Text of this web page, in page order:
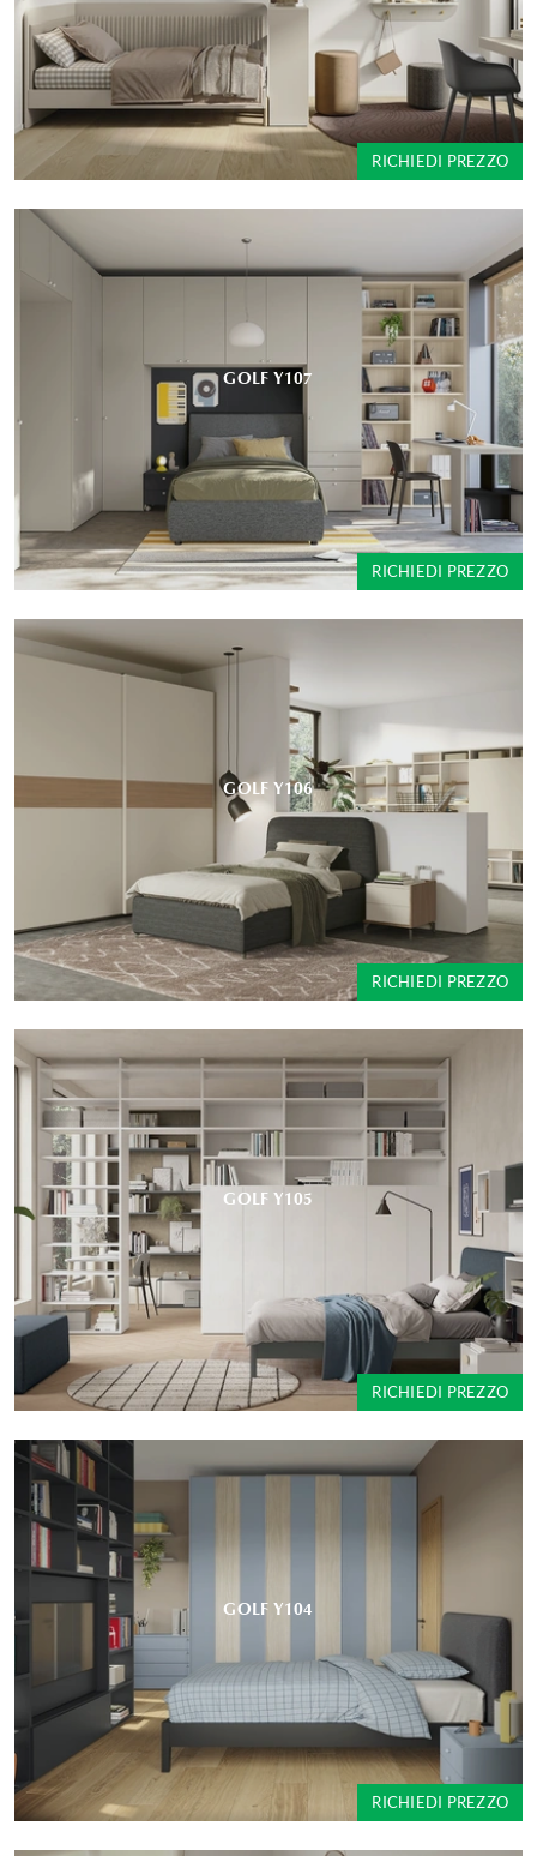
RICHIEDI PREZZO
GOLF Y107
RICHIEDI PREZZO
GOLF Y106
RICHIEDI PREZZO
GOLF Y105
RICHIEDI PREZZO
GOLF Y104
RICHIEDI PREZZO